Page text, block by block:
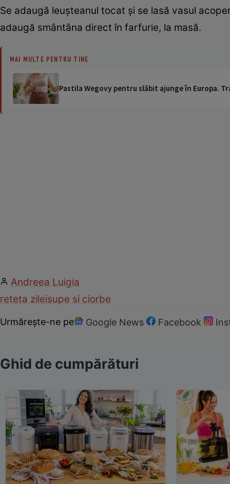
Se adaugă leuşteanul tocat şi se lasă vasul
adaugă smântâna direct în farfurie, la masă.
MAI MULTE PENTRU TINE
Pastila Wegovy pentru slăbit ajunge în Europa.
Andreea Luigia
reteta zileisupe si ciorbe
Urmărește-ne pe Google News Facebook
Ghid de cumpărături